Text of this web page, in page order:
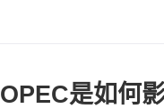
估报告于周二发布。它
的数据被认为更可靠，因
OPEC是如何